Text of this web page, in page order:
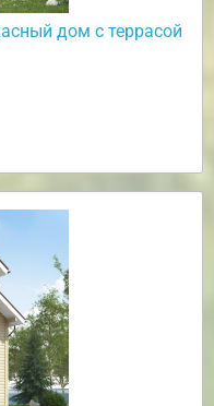
дом с террасой